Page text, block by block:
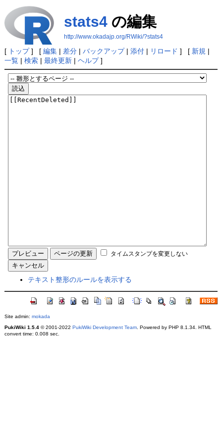
stats4の編集
http://www.okadajp.org/RWiki/?stats4
[ トップ] [ 編集| 差分| バックアップ| 添付| リロード ] [ 新規 |
一覧| 検索| 最終更新| ヘルプ]
タイムスタンプを変更しない
テキスト整形のルールを表示する
Site admin: mokada
PukiWiki 1.5.4© 2001-2022 PukiWiki Development Team. Powered by PHP 8.1.34. HTML
convert time: 0.008 sec.